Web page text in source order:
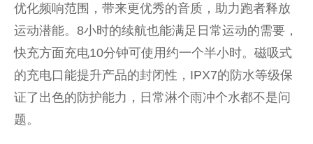
优化频响范围，带来更优秀的音质，助力跑者释放
运动潜能。8小时的续航也能满足日常运动的需要，
快充方面充电10分钟可使用约一个半小时。磁吸式
的充电口能提升产品的封闭性，IPX7的防水等级保
证了出色的防护能力，日常淋个雨冲个水都不是问
题。